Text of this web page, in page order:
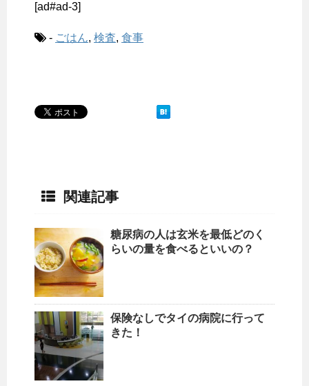
[ad#ad-3]
- ごはん, 検査, 食事
関連記事
糖尿病の人は玄米を最低どのく
らいの量を食べるといいの？
保険なしでタイの病院に行って
きた！